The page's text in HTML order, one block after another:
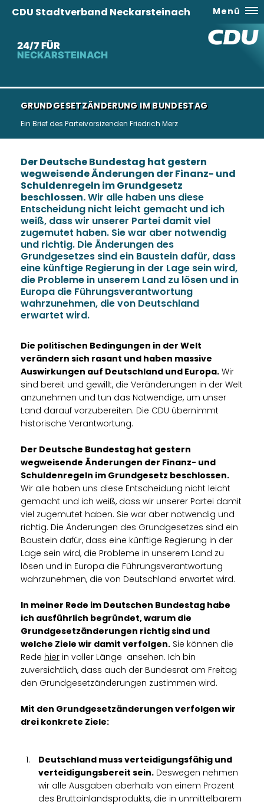
24/7 FÜR
NECKARSTEINACH
CDU Stadtverband Neckarsteinach Menü
GRUNDGESETZÄNDERUNG IM BUNDESTAG
Ein Brief des Parteivorsizenden Friedrich Merz
Der Deutsche Bundestag hat gestern
wegweisende Änderungen der Finanz- und
Schuldenregeln im Grundgesetz
beschlossen.Wir alle haben uns diese
Entscheidung nicht leicht gemacht und ich
weiß, dass wir unserer Partei damit viel
zugemutet haben. Sie war aber notwendig
und richtig. Die Änderungen des
Grundgesetzes sind ein Baustein dafür, dass
eine künftige Regierung in der Lage sein wird,
die Probleme in unserem Land zu lösen und in
Europa die Führungsverantwortung
wahrzunehmen, die von Deutschland
erwartet wird.
Die politischen Bedingungen in der Welt
verändern sich rasant und haben massive
Auswirkungen auf Deutschland und Europa. Wir
sind bereit und gewillt, die Veränderungen in der Welt
anzunehmen und tun das Notwendige, um unser
Land darauf vorzubereiten. Die CDU übernimmt
historische Verantwortung.
Der Deutsche Bundestag hat gestern
wegweisende Änderungen der Finanz- und
Schuldenregeln im Grundgesetz beschlossen.
Wir alle haben uns diese Entscheidung nicht leicht
gemacht und ich weiß, dass wir unserer Partei damit
viel zugemutet haben. Sie war aber notwendig und
richtig. Die Änderungen des Grundgesetzes sind ein
Baustein dafür, dass eine künftige Regierung in der
Lage sein wird, die Probleme in unserem Land zu
lösen und in Europa die Führungsverantwortung
wahrzunehmen, die von Deutschland erwartet wird.
In meiner Rede im Deutschen Bundestag habe
ich ausführlich begründet, warum die
Grundgesetzänderungen richtig sind und
welche Ziele wir damit verfolgen. Sie können die
Rede hier in voller Länge ansehen. Ich bin
zuversichtlich, dass auch der Bundesrat am Freitag
den Grundgesetzänderungen zustimmen wird.
Mit den Grundgesetzänderungen verfolgen wir
drei konkrete Ziele:
Deutschland muss verteidigungsfähig und
verteidigungsbereit sein. Deswegen nehmen
wir alle Ausgaben oberhalb von einem Prozent
des Bruttoinlandsprodukts, die in unmittelbarem